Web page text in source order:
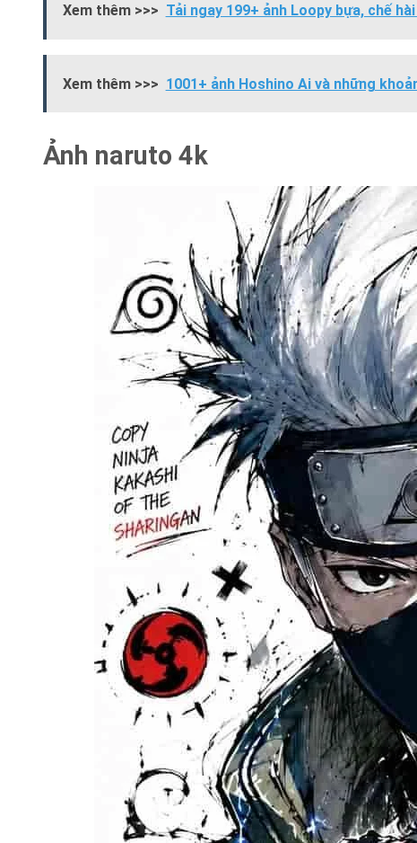
Xem thêm >>> Tải ngay 199+ ảnh Loopy bựa, chế
Xem thêm >>> 1001+ ảnh Hoshino Ai và những
Ảnh naruto 4k